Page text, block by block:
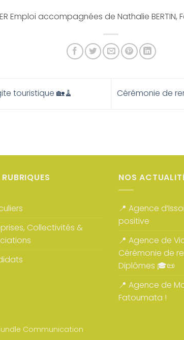
Emploi accompagnées de Nathalie
touristique 🏡🧹 Cérémonie de
Collectivités &
NOS
📍 Agence
positive
📍 Agence de
Cérémonie de
Diplômes 🎓📜
📍 Agence de
Fatoumata !
Communication